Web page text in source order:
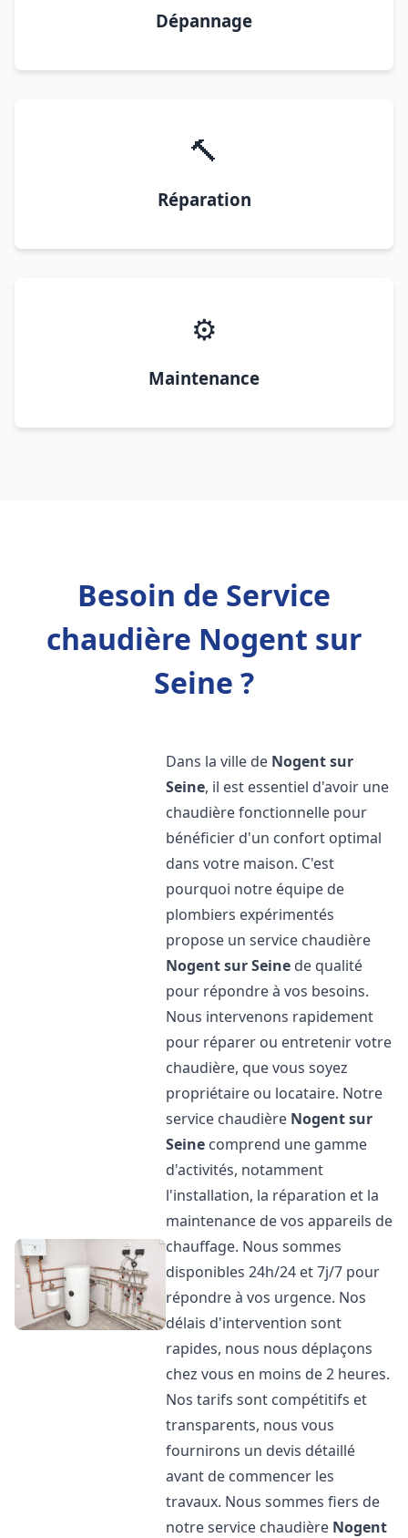
Dépannage
🔨
Réparation
⚙️
Maintenance
Besoin de Service
chaudière Nogent sur
Seine ?
Dans la ville de Nogent sur
Seine, il est essentiel d'avoir une
chaudière fonctionnelle pour
bénéficier d'un confort optimal
dans votre maison. C'est
pourquoi notre équipe de
plombiers expérimentés
propose un service chaudière
Nogent sur Seine de qualité
pour répondre à vos besoins.
Nous intervenons rapidement
pour réparer ou entretenir votre
chaudière, que vous soyez
propriétaire ou locataire. Notre
service chaudière Nogent sur
Seine comprend une gamme
d'activités, notamment
l'installation, la réparation et la
maintenance de vos appareils de
chauffage. Nous sommes
disponibles 24h/24 et 7j/7 pour
répondre à vos urgence. Nos
délais d'intervention sont
rapides, nous nous déplaçons
chez vous en moins de 2 heures.
Nos tarifs sont compétitifs et
transparents, nous vous
fournirons un devis détaillé
avant de commencer les
travaux. Nous sommes fiers de
notre service chaudière Nogent